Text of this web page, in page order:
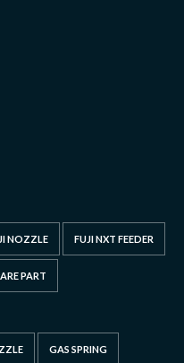
NOZZLE FUJI NXT FEEDER
PART
GAS SPRING